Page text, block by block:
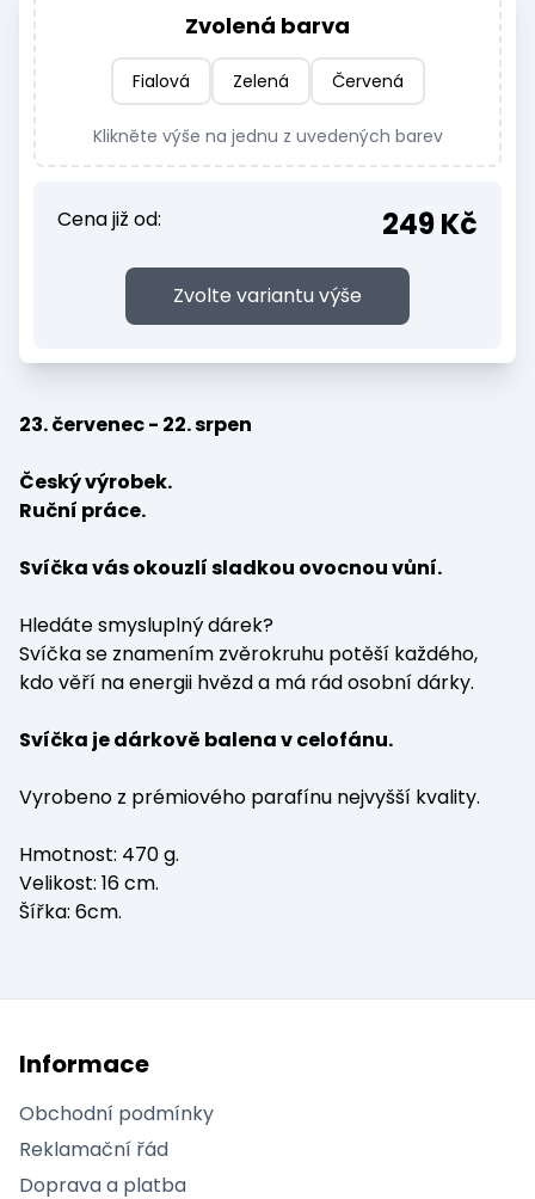
Zvolená barva
Fialová Zelená Červená
Klikněte výše na jednu z uvedených barev
Cena již od: 249 Kč
Zvolte variantu výše
23. červenec - 22. srpen
Český výrobek.
Ruční práce.
Svíčka vás okouzlí sladkou ovocnou vůní.
Hledáte smysluplný dárek?
Svíčka se znamením zvěrokruhu potěší každého,
kdo věří na energii hvězd a má rád osobní dárky.
Svíčka je dárkově balena v celofánu.
Vyrobeno z prémiového parafínu nejvyšší kvality.
Hmotnost: 470 g.
Velikost: 16 cm.
Šířka: 6cm.
Informace
Obchodní podmínky
Reklamační řád
Doprava a platba